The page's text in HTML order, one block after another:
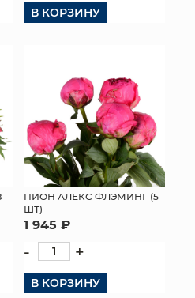
ЯЩИКИ
ЦВЕТЫ
И СУМКИ
КАРТЫ
ЦЕНТР
КЛИЕНТАМ
И ОПЛАТА
В КОРЗИНУ
ПИОН АЛЕКС ФЛЭМИНГ (5
ШТ)
1 945 ₽
- +
В КОРЗИНУ